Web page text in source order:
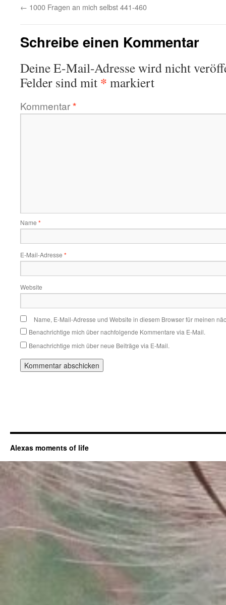
← 1000 Fragen an mich selbst 441-460
Schreibe einen Kommentar
Deine E-Mail-Adresse wird nicht
Felder sind mit * markiert
Kommentar*
Name *
E-Mail-Adresse *
Website
Name, E-Mail-Adresse und Website in diesem Browser für meinen
Benachrichtige mich über nachfolgende Kommentare via E-Mail.
Benachrichtige mich über neue Beiträge via E-Mail.
Alexas moments of life